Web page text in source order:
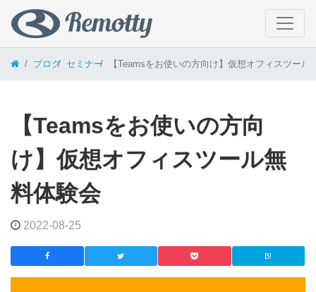
コンテンツへスキップ
ブログ セミナー 【Teamsをお使いの方向け】仮想オフィスツール
【Teamsをお使いの方向
け】仮想オフィスツール無
料体験会
2022-08-25
B!